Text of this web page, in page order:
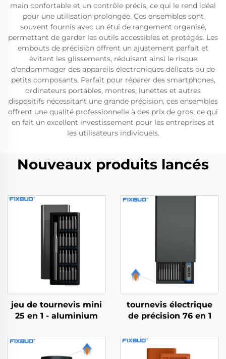
main confortable et un contrôle précis, ce qui le rend idéal
pour une utilisation prolongée. Ces ensembles sont
souvent fournis avec un étui de rangement organisé,
permettant de garder les outils accessibles et protégés. Les
embouts de précision offrent un ajustement parfait et
évitent les glissements, réduisant ainsi le risque
d'endommager des appareils électroniques délicats ou de
petits composants. Parfait pour réparer des smartphones,
ordinateurs portables, montres, lunettes et autres
dispositifs nécessitant une grande précision, ces ensembles
offrent une qualité professionnelle à des prix de gros, ce qui
en fait un excellent investissement pour les entreprises et
les utilisateurs individuels.
Nouveaux produits lancés
jeu de tournevis mini
25 en 1 - aluminium
tournevis électrique
de précision 76 en 1